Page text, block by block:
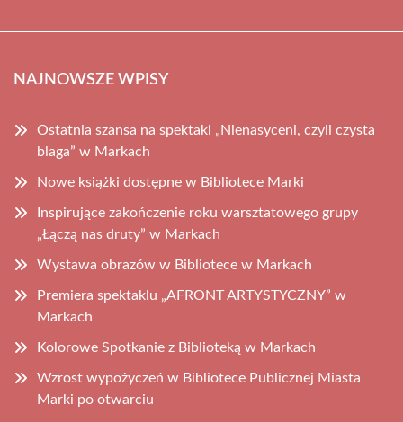
NAJNOWSZE WPISY
Ostatnia szansa na spektakl „Nienasyceni, czyli czysta
blaga” w Markach
Nowe książki dostępne w Bibliotece Marki
Inspirujące zakończenie roku warsztatowego grupy
„Łączą nas druty” w Markach
Wystawa obrazów w Bibliotece w Markach
Premiera spektaklu „AFRONT ARTYSTYCZNY” w
Markach
Kolorowe Spotkanie z Biblioteką w Markach
Wzrost wypożyczeń w Bibliotece Publicznej Miasta
Marki po otwarciu